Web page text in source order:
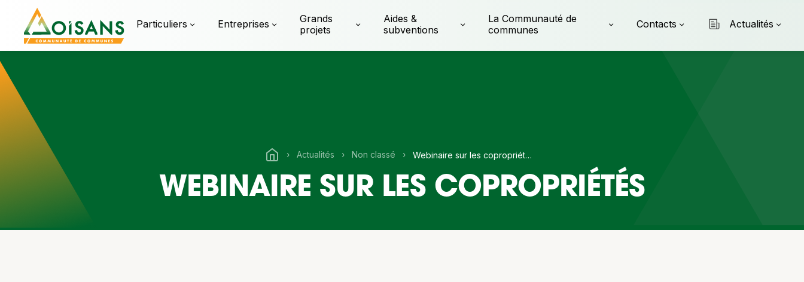
Particuliers Entreprises
Grands
projets
Aides &
subventions
La Communauté de
communes
Contacts Actualités
› Actualités › Non classé › Webinaire sur les copropriétés
WEBINAIRE SUR LES COPROPRIÉTÉS